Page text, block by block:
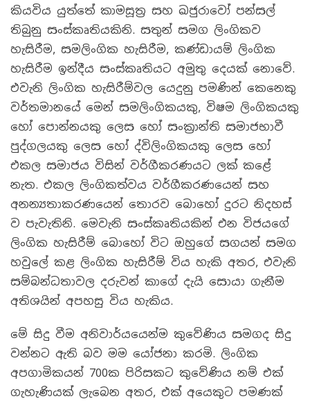
කියවිය යුත්තේ කාමසූත්‍ර සහ ඛජුරාවෝ පන්සල්
තිබුනු සංස්කෘතියකිනි. සතුන් සමග ලිංගිකව
හැසිරීම, සමලිංගික හැසිරීම, කණ්ඩායම් ලිංගික
හැසිරීම ඉන්දීය සංස්කෘතියට අමුතු දෙයක් නොවේ.
එවැනි ලිංගික හැසිරීම්වල යෙදුනු පමණින් කෙනෙකු
වර්තමානයේ මෙන් සමලිංගිකයකු, විෂම ලිංගිකයකු
හෝ පොන්නයකු ලෙස හෝ සංක්‍රාන්ති සමාජභාවී
පුද්ගලයකු ලෙස හෝ ද්විලිංගිකයකු ලෙස හෝ
එකල සමාජය විසින් වර්ගීකරණයට ලක් කළේ
නැත. එකල ලිංගිකත්වය වර්ගීකරණයෙන් සහ
අනන්‍යතාකරණයෙන් තොරව බොහෝ දුරට නිදහස්
ව පැවැතිනි. මෙවැනි සංස්කෘතියකින් එන විජයගේ
ලිංගික හැසිරීම් බොහෝ විට ඔහුගේ සගයන් සමග
හවුලේ කළ ලිංගික හැසිරීම් විය හැකි අතර, එවැනි
සම්බන්ධතාවල දරුවන් කාගේ දැයි සොයා ගැනීම
අතිශයින් අපහසු විය හැකිය.
මේ සිදු වීම අනිවාර්යයෙන්ම කුවේණිය සමගද සිදු
වන්නට ඇති බව මම යෝජනා කරමි. ලිංගික
අපගාමිකයන් 700ක පිරිසකට කුවේණිය නම් එක්
ගැහැණියක් ලැබෙන අතර, එක් අයෙකුට පමණක්